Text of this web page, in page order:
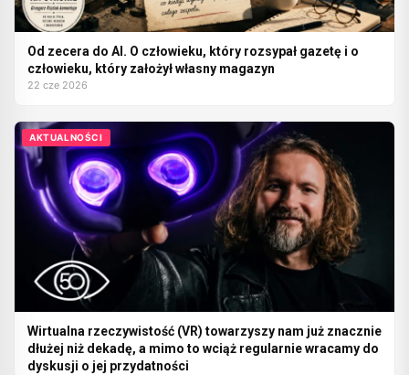
Od zecera do AI. O człowieku, który rozsypał gazetę i o
człowieku, który założył własny magazyn
22 cze 2026
AKTUALNOŚCI
Wirtualna rzeczywistość (VR) towarzyszy nam już znacznie
dłużej niż dekadę, a mimo to wciąż regularnie wracamy do
dyskusji o jej przydatności